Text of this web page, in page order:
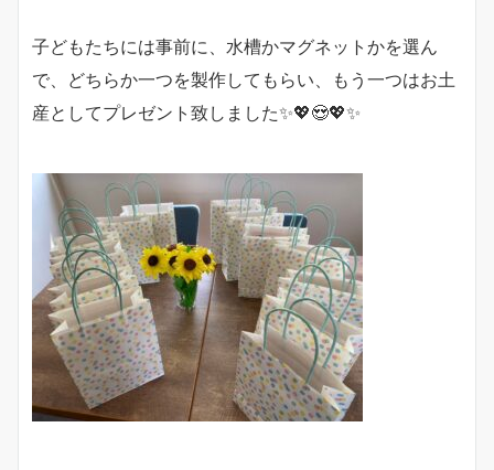
子どもたちには事前に、水槽かマグネットかを選ん
で、どちらか一つを製作してもらい、もう一つはお土
産としてプレゼント致しました✨💖😍💖✨